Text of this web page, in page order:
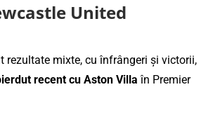
United
rezultate mixte, cu înfrângeri și victorii,
recent cu Aston Villa în Premier